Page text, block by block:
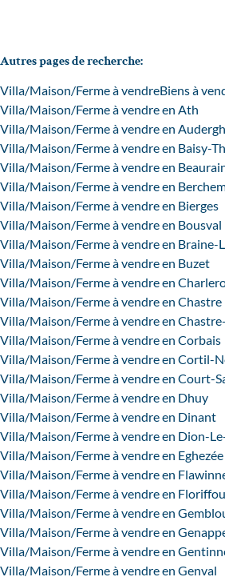
Autres pages de recherche:
Villa/Maison/Ferme à vendreBiens à
Villa/Maison/Ferme à vendre en Ath
Villa/Maison/Ferme à vendre en
Villa/Maison/Ferme à vendre en Baisy-
Villa/Maison/Ferme à vendre en
Villa/Maison/Ferme à vendre en
Villa/Maison/Ferme à vendre en Bierges
Villa/Maison/Ferme à vendre en Bousval
Villa/Maison/Ferme à vendre en Braine-
Villa/Maison/Ferme à vendre en Buzet
Villa/Maison/Ferme à vendre en
Villa/Maison/Ferme à vendre en Chastre
Villa/Maison/Ferme à vendre en
Villa/Maison/Ferme à vendre en Corbais
Villa/Maison/Ferme à vendre en Cortil-
Villa/Maison/Ferme à vendre en Court-
Villa/Maison/Ferme à vendre en Dhuy
Villa/Maison/Ferme à vendre en Dinant
Villa/Maison/Ferme à vendre en Dion-
Villa/Maison/Ferme à vendre en Eghezée
Villa/Maison/Ferme à vendre en
Villa/Maison/Ferme à vendre en
Villa/Maison/Ferme à vendre en
Villa/Maison/Ferme à vendre en
Villa/Maison/Ferme à vendre en
Villa/Maison/Ferme à vendre en Genval